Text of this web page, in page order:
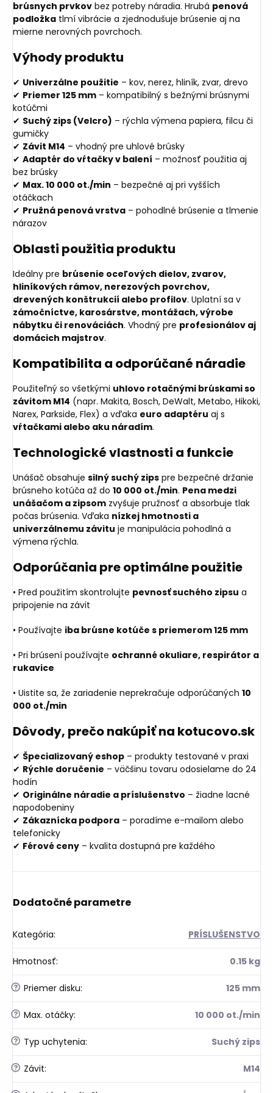
brúsnych prvkov bez potreby náradia. Hrubá penová
podložka tlmí vibrácie a zjednodušuje brúsenie aj na
mierne nerovných povrchoch.
Výhody produktu
✔ Univerzálne použitie – kov, nerez, hliník, zvar, drevo
✔ Priemer 125 mm – kompatibilný s bežnými brúsnymi
kotúčmi
✔ Suchý zips (Velcro) – rýchla výmena papiera, filcu či
gumičky
✔ Závit M14 – vhodný pre uhlové brúsky
✔ Adaptér do vŕtačky v balení – možnosť použitia aj
bez brúsky
✔ Max. 10 000 ot./min – bezpečné aj pri vyšších
otáčkach
✔ Pružná penová vrstva – pohodlné brúsenie a tlmenie
nárazov
Oblasti použitia produktu
Ideálny pre brúsenie oceľových dielov, zvarov,
hliníkových rámov, nerezových povrchov,
drevených konštrukcií alebo profilov. Uplatní sa v
zámočníctve, karosárstve, montážach, výrobe
nábytku či renováciách. Vhodný pre profesionálov aj
domácich majstrov.
Kompatibilita a odporúčané náradie
Použiteľný so všetkými uhlovo rotačnými brúskami so
závitom M14 (napr. Makita, Bosch, DeWalt, Metabo, Hikoki,
Narex, Parkside, Flex) a vďaka euro adaptéru aj s
vŕtačkami alebo aku náradím.
Technologické vlastnosti a funkcie
Unášač obsahuje silný suchý zips pre bezpečné držanie
brúsneho kotúča až do 10 000 ot./min. Pena medzi
unášačom a zipsom zvyšuje pružnosť a absorbuje tlak
počas brúsenia. Vďaka nízkej hmotnosti a
univerzálnemu závitu je manipulácia pohodlná a
výmena rýchla.
Odporúčania pre optimálne použitie
• Pred použitím skontrolujte pevnosť suchého zipsu a
pripojenie na závit
• Používajte iba brúsne kotúče s priemerom 125 mm
• Pri brúsení používajte ochranné okuliare, respirátor a
rukavice
• Uistite sa, že zariadenie neprekračuje odporúčaných 10
000 ot./min
Dôvody, prečo nakúpiť na kotucovo.sk
✔ Špecializovaný eshop – produkty testované v praxi
✔ Rýchle doručenie – väčšinu tovaru odosielame do 24
hodín
✔ Originálne náradie a príslušenstvo – žiadne lacné
napodobeniny
✔ Zákaznícka podpora – poradíme e-mailom alebo
telefonicky
✔ Férové ceny – kvalita dostupná pre každého
Dodatočné parametre
Kategória: PRÍSLUŠENSTVO
Hmotnosť: 0.15 kg
? Priemer disku: 125 mm
? Max. otáčky: 10 000 ot./min
? Typ uchytenia: Suchý zips
? Závit: M14